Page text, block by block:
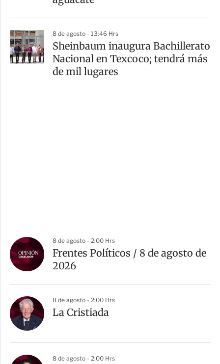
8 de agosto - 13:46 Hrs
Sheinbaum inaugura Bachillerato
Nacional en Texcoco; tendrá más
de mil lugares
8 de agosto - 2:00 Hrs
Frentes Políticos / 8 de agosto de
2026
8 de agosto - 2:00 Hrs
La Cristiada
8 de agosto - 2:00 Hrs